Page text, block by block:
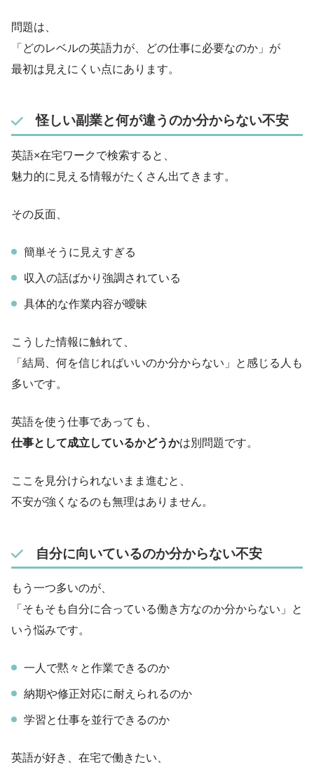
問題は、
「どのレベルの英語力が、どの仕事に必要なのか」が
最初は見えにくい点にあります。
怪しい副業と何が違うのか分からない不安
英語×在宅ワークで検索すると、
魅力的に見える情報がたくさん出てきます。
その反面、
簡単そうに見えすぎる
収入の話ばかり強調されている
具体的な作業内容が曖昧
こうした情報に触れて、
「結局、何を信じればいいのか分からない」と感じる人も
多いです。
英語を使う仕事であっても、
仕事として成立しているかどうかは別問題です。
ここを見分けられないまま進むと、
不安が強くなるのも無理はありません。
自分に向いているのか分からない不安
もう一つ多いのが、
「そもそも自分に合っている働き方なのか分からない」と
いう悩みです。
一人で黙々と作業できるのか
納期や修正対応に耐えられるのか
学習と仕事を並行できるのか
英語が好き、在宅で働きたい、